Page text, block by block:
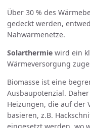
Über 30 % des
gedeckt werden,
Nahwärmenetze.
Solarthermie wird ein
Wärmeversorgung
Biomasse ist eine
Ausbaupotenzial.
Heizungen, die auf der
basieren, z.B.